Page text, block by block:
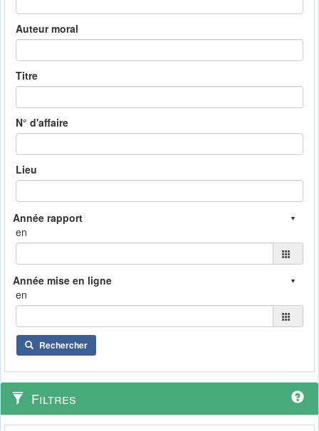
Auteur moral
Titre
N° d'affaire
Lieu
en
en
Rechercher
Filtres